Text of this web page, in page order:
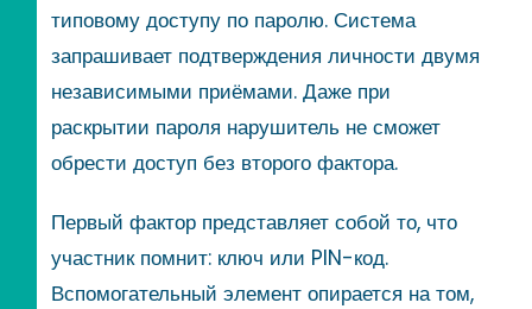
типовому доступу по паролю. Система
запрашивает подтверждения личности двумя
независимыми приёмами. Даже при
раскрытии пароля нарушитель не сможет
обрести доступ без второго фактора.
Первый фактор представляет собой то, что
участник помнит: ключ или PIN-код.
Вспомогательный элемент опирается на том,